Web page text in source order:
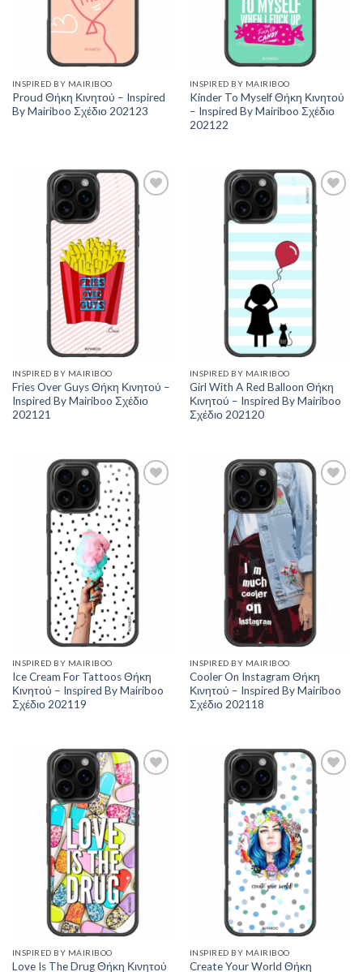
INSPIRED BY MAIRIBOO
Proud Θήκη Κινητού – Inspired
By Mairiboo Σχέδιο 202123
INSPIRED BY MAIRIBOO
Kinder To Myself Θήκη Κινητού
– Inspired By Mairiboo Σχέδιο
202122
Add to
Wishlist
INSPIRED BY MAIRIBOO
Fries Over Guys Θήκη Κινητού –
Inspired By Mairiboo Σχέδιο
202121
Add to
Wishlist
INSPIRED BY MAIRIBOO
Girl With A Red Balloon Θήκη
Κινητού – Inspired By Mairiboo
Σχέδιο 202120
Add to
Wishlist
INSPIRED BY MAIRIBOO
Ice Cream For Tattoos Θήκη
Κινητού – Inspired By Mairiboo
Σχέδιο 202119
Add to
Wishlist
INSPIRED BY MAIRIBOO
Cooler On Instagram Θήκη
Κινητού – Inspired By Mairiboo
Σχέδιο 202118
Add to
Wishlist
INSPIRED BY MAIRIBOO
Love Is The Drug Θήκη Κινητού
Add to
Wishlist
INSPIRED BY MAIRIBOO
Create Your World Θήκη